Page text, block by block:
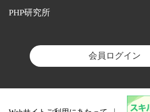
PHP研究所
会員ログイン